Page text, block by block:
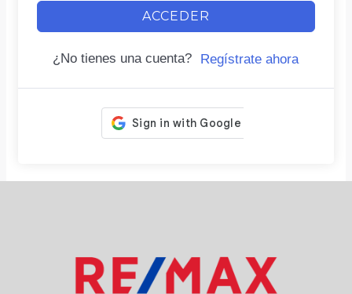
ACCEDER
¿No tienes una cuenta? Regístrate ahora